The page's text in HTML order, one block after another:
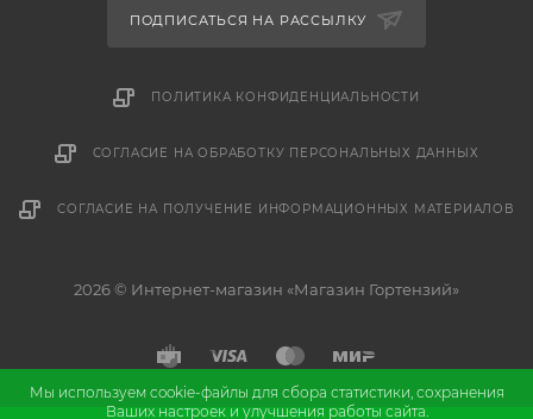
ПОДПИСАТЬСЯ НА РАССЫЛКУ
ПОЛИТИКА КОНФИДЕНЦИАЛЬНОСТИ
СОГЛАСИЕ НА ОБРАБОТКУ ПЕРСОНАЛЬНЫХ ДАННЫХ
СОГЛАСИЕ НА ПОЛУЧЕНИЕ ИНФОРМАЦИОННЫХ МАТЕРИАЛОВ
2026 © Интернет-магазин «Магазин Гортензий»
Мы используем cookie-файлы для сбора статистики, сохранения
Ваших настроек и улучшения работы сайта.